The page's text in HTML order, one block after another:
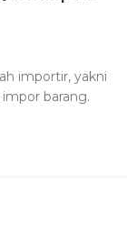
importir, yakni
barang.